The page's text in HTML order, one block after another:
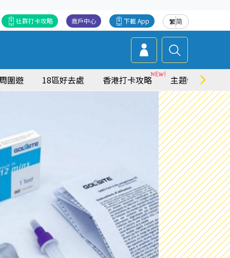
繁简
下載 App
商戶中心
社群打卡攻略
圍遊 18區好去處 香港打卡攻略 主題特集